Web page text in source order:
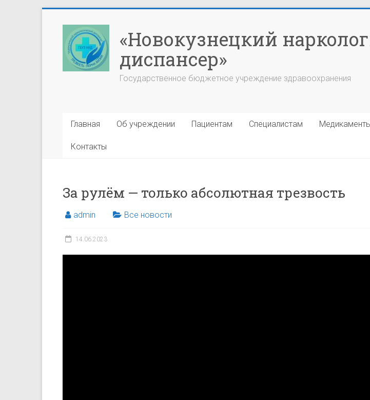
содержимому
«Новокузнецкий
диспансер»
Государственное бюджетное учреждение здравоохранения
Главная Об учреждении Пациентам Специалистам
Контакты
За рулём — только абсолютная трезвость
admin Все новости
14.06.2023